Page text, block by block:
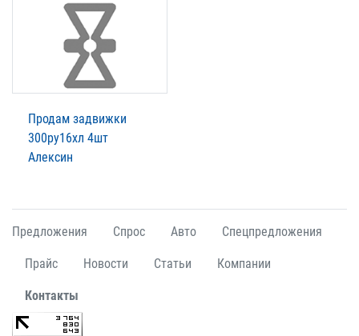
Продам задвижки
300ру16хл 4шт
Алексин
Предложения Спрос Авто Спецпредложения
Прайс Новости Статьи Компании
Контакты